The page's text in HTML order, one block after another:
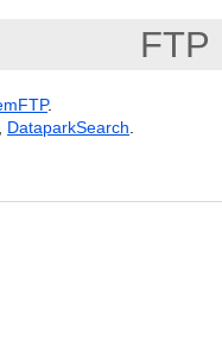
FTP
.
DataparkSearch